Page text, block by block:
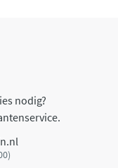
nodig?